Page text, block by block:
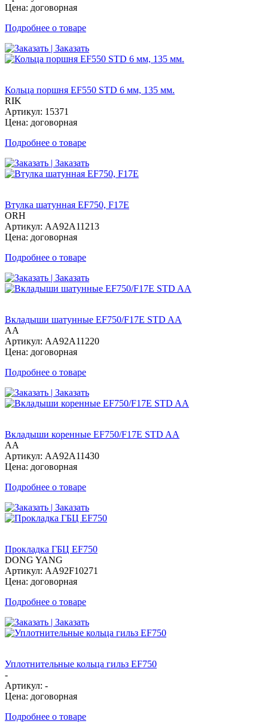
Цена: договорная
Подробнее о товаре
| Заказать
Кольца поршня EF550 STD 6 мм, 135 мм.
RIK
Артикул: 15371
Цена: договорная
Подробнее о товаре
| Заказать
Втулка шатунная EF750, F17E
ORH
Артикул: AA92A11213
Цена: договорная
Подробнее о товаре
| Заказать
Вкладыши шатунные EF750/F17E STD AA
AA
Артикул: AA92A11220
Цена: договорная
Подробнее о товаре
| Заказать
Вкладыши коренные EF750/F17E STD AA
AA
Артикул: AA92A11430
Цена: договорная
Подробнее о товаре
| Заказать
Прокладка ГБЦ EF750
DONG YANG
Артикул: AA92F10271
Цена: договорная
Подробнее о товаре
| Заказать
Уплотнительные кольца гильз EF750
-
Артикул: -
Цена: договорная
Подробнее о товаре